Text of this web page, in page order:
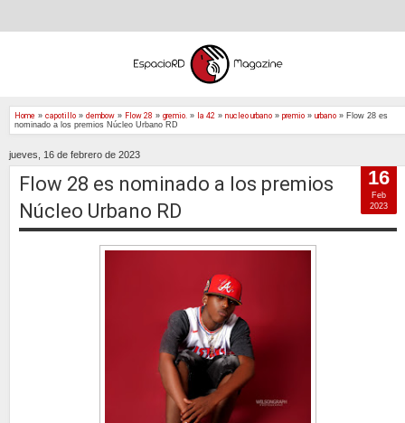
Home » capotillo » dembow » Flow 28 » gremio. » la 42 » nucleo urbano » premio » urbano » Flow 28 es
nominado a los premios Núcleo Urbano RD
jueves, 16 de febrero de 2023
Flow 28 es nominado a los premios
Núcleo Urbano RD
16
Feb
2023